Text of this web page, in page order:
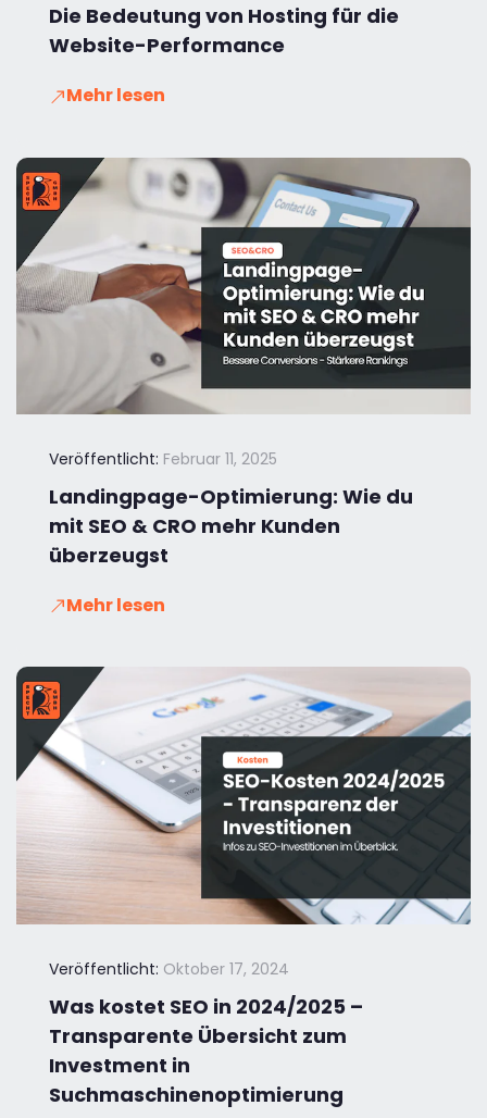
Die Bedeutung von Hosting für die
Website-Performance
Mehr lesen
Veröffentlicht: Februar 11, 2025
Landingpage-Optimierung: Wie du
mit SEO & CRO mehr Kunden
überzeugst
Mehr lesen
Veröffentlicht: Oktober 17, 2024
Was kostet SEO in 2024/2025 –
Transparente Übersicht zum
Investment in
Suchmaschinenoptimierung